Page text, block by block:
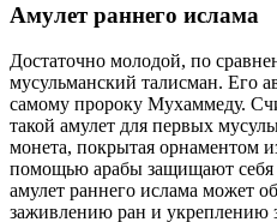
Амулет раннего ислама
Достаточно молодой, по
мусульманский талисман. Его
самому пророку Мухаммеду.
такой амулет для первых
монета, покрытая орнаментом
помощью арабы защищают себя
амулет раннего ислама может
заживлению ран и укреплению